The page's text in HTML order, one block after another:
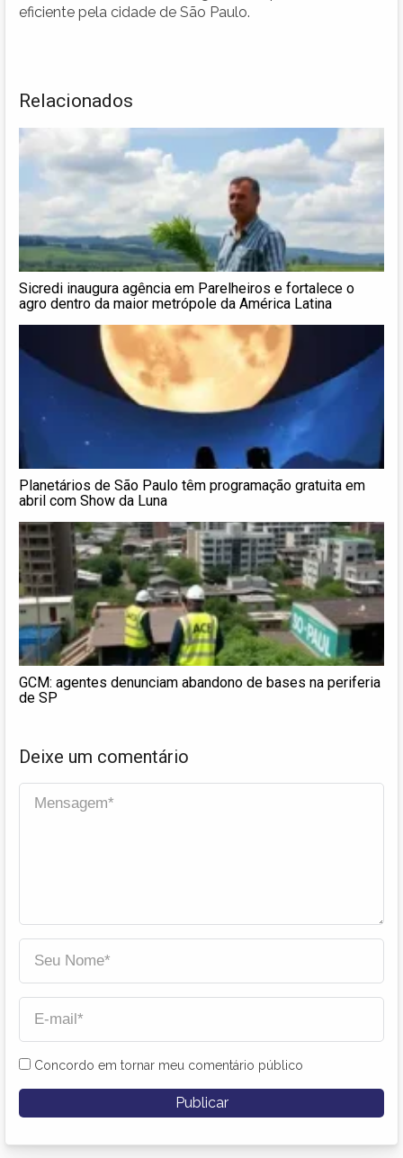
eficiente pela cidade de São Paulo.
Relacionados
Sicredi inaugura agência em Parelheiros e fortalece o
agro dentro da maior metrópole da América Latina
Planetários de São Paulo têm programação gratuita em
abril com Show da Luna
GCM: agentes denunciam abandono de bases na periferia
de SP
Deixe um comentário
Concordo em tornar meu comentário público